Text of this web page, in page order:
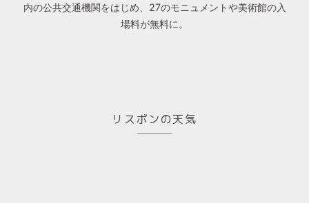
内の公共交通機関をはじめ、27のモニュメントや美術館の入
場料が無料に。
リスボンの天気